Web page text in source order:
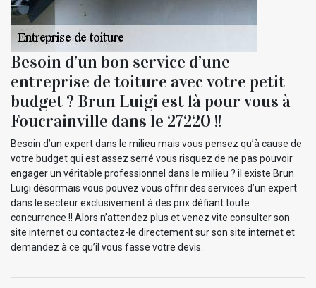
Besoin d’un bon service d’une
entreprise de toiture avec votre petit
budget ? Brun Luigi est là pour vous à
Foucrainville dans le 27220 !!
Besoin d’un expert dans le milieu mais vous pensez qu’à cause de
votre budget qui est assez serré vous risquez de ne pas pouvoir
engager un véritable professionnel dans le milieu ? il existe Brun
Luigi désormais vous pouvez vous offrir des services d’un expert
dans le secteur exclusivement à des prix défiant toute
concurrence !! Alors n’attendez plus et venez vite consulter son
site internet ou contactez-le directement sur son site internet et
demandez à ce qu’il vous fasse votre devis.